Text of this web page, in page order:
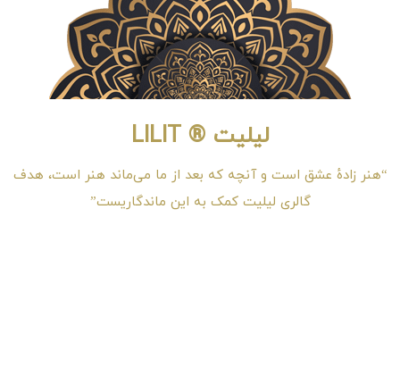
لیلیت ® LILIT
“هنر زادهٔ عشق است و آنچه که بعد از ما می‌ماند هنر است، هدف
گالری لیلیت کمک به این ماندگاریست”